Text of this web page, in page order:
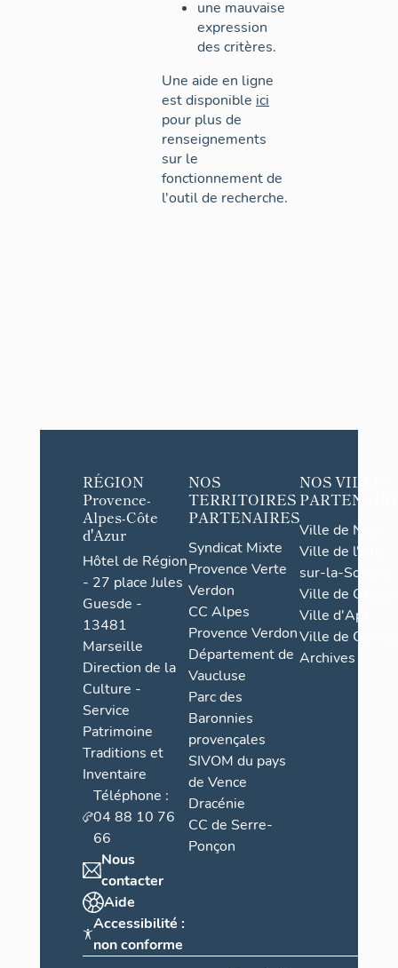
une mauvaise
expression
des critères.
Une aide en ligne
est disponible ici
pour plus de
renseignements
sur le
fonctionnement de
l'outil de recherche.
RÉGION
Provence-
Alpes-Côte
d'Azur
Hôtel de Région
- 27 place Jules
Guesde -
13481
Marseille
Direction de la
Culture -
Service
Patrimoine
Traditions et
Inventaire
Téléphone :
04 88 10 76
66
Nous
contacter
Aide
Accessibilité :
non conforme
NOS
TERRITOIRES
PARTENAIRES
Syndicat Mixte
Provence Verte
Verdon
CC Alpes
Provence Verdon
Département de
Vaucluse
Parc des
Baronnies
provençales
SIVOM du pays
de Vence
Dracénie
CC de Serre-
Ponçon
NOS VILLES
Ville de Nice
Ville de l'Isle-
sur-la-Sorgue
Ville de Grasse
Ville d'Apt
Ville de
Archives